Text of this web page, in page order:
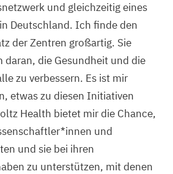
und gleichzeitig eines
Deutschland. Ich finde den
der Zentren großartig. Sie
daran, die Gesundheit und die
zu verbessern. Es ist mir
etwas zu diesen Initiativen
Health bietet mir die Chance,
und
und sie bei ihren
zu unterstützen, mit denen